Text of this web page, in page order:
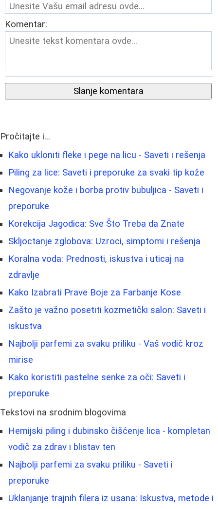
Komentar:
Slanje komentara
Pročitajte i...
Kako ukloniti fleke i pege na licu - Saveti i rešenja
Piling za lice: Saveti i preporuke za svaki tip kože
Negovanje kože i borba protiv bubuljica - Saveti i
preporuke
Korekcija Jagodica: Sve Što Treba da Znate
Skljoctanje zglobova: Uzroci, simptomi i rešenja
Koralna voda: Prednosti, iskustva i uticaj na
zdravlje
Kako Izabrati Prave Boje za Farbanje Kose
Zašto je važno posetiti kozmetički salon: Saveti i
iskustva
Najbolji parfemi za svaku priliku - Vaš vodič kroz
mirise
Kako koristiti pastelne senke za oči: Saveti i
preporuke
Tekstovi na srodnim blogovima
Hemijski piling i dubinsko čišćenje lica - kompletan
vodič za zdrav i blistav ten
Najbolji parfemi za svaku priliku - Saveti i
preporuke
Uklanjanje trajnih filera iz usana: Iskustva, metode i